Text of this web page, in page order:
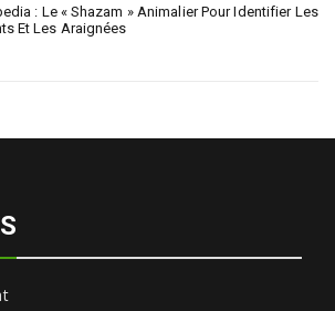
: Le « Shazam » Animalier Pour Identifier Les
Et Les Araignées